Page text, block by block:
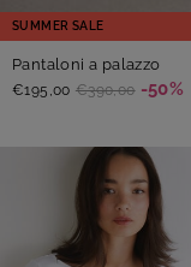
SUMMER SALE
Pantaloni a palazzo
€195,00 €390,00 -50%